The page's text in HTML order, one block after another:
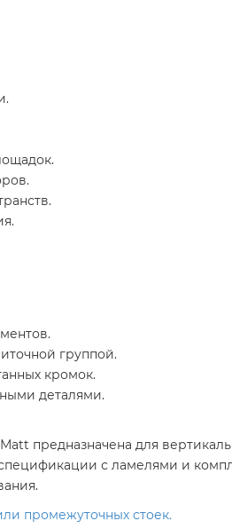
группой.
кромок.
деталями.
предназначена для
спецификации с ламелями и
промежуточных стоек.